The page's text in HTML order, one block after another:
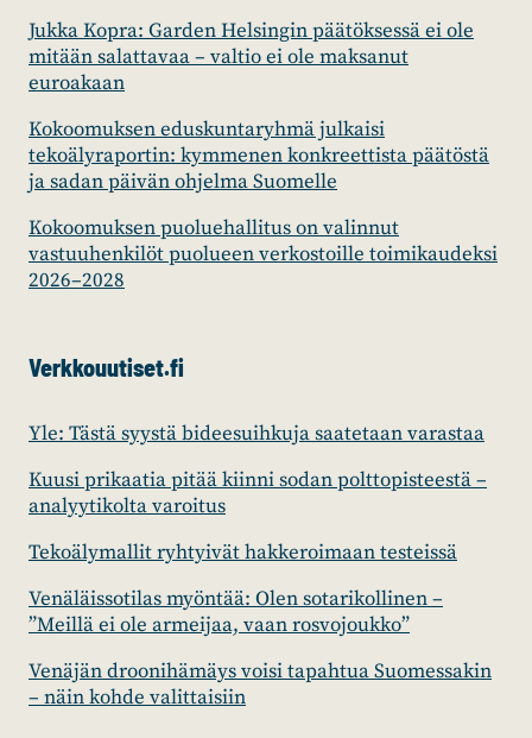
Jukka Kopra: Garden Helsingin päätöksessä ei ole
mitään salattavaa – valtio ei ole maksanut
euroakaan
Kokoomuksen eduskuntaryhmä julkaisi
tekoälyraportin: kymmenen konkreettista päätöstä
ja sadan päivän ohjelma Suomelle
Kokoomuksen puoluehallitus on valinnut
vastuuhenkilöt puolueen verkostoille toimikaudeksi
2026–2028
Verkkouutiset.fi
Yle: Tästä syystä bideesuihkuja saatetaan varastaa
Kuusi prikaatia pitää kiinni sodan polttopisteestä –
analyytikolta varoitus
Tekoälymallit ryhtyivät hakkeroimaan testeissä
Venäläissotilas myöntää: Olen sotarikollinen –
”Meillä ei ole armeijaa, vaan rosvojoukko”
Venäjän droonihämäys voisi tapahtua Suomessakin
– näin kohde valittaisiin